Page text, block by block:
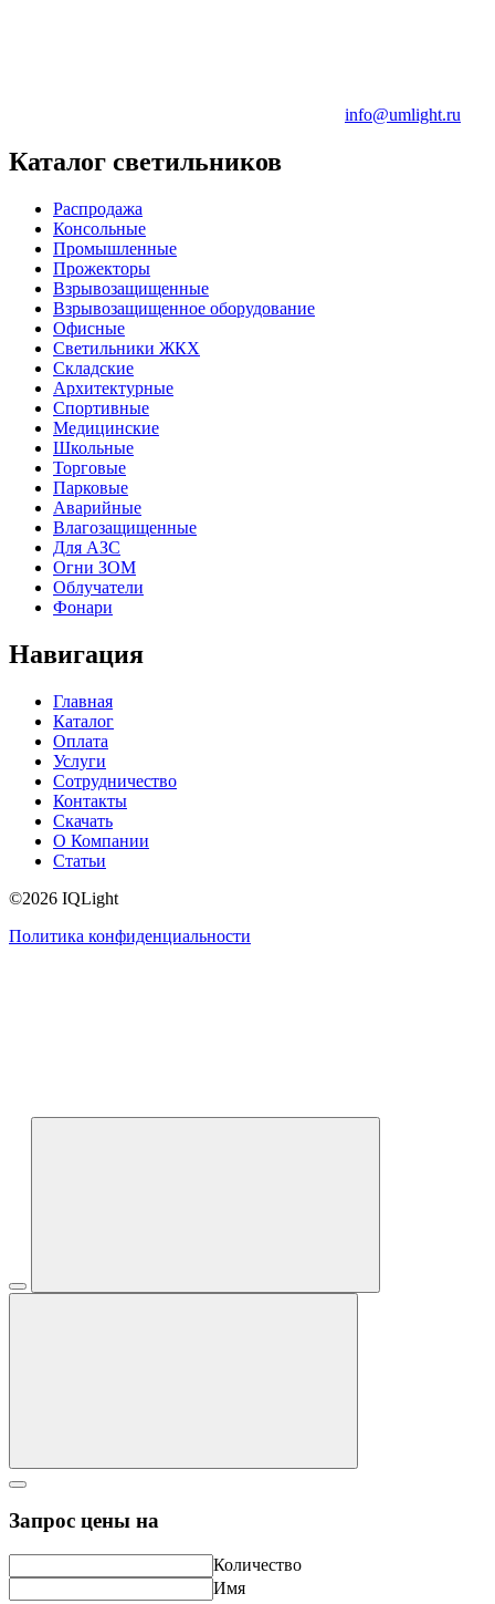
info@umlight.ru
Каталог светильников
Распродажа
Консольные
Промышленные
Прожекторы
Взрывозащищенные
Взрывозащищенное оборудование
Офисные
Cветильники ЖКХ
Складские
Архитектурные
Спортивные
Медицинские
Школьные
Торговые
Парковые
Аварийные
Влагозащищенные
Для АЗС
Огни ЗОМ
Облучатели
Фонари
Навигация
Главная
Каталог
Оплата
Услуги
Сотрудничество
Контакты
Скачать
О Компании
Статьи
©2026 IQLight
Политика конфиденциальности
Запрос цены на
Количество
Имя